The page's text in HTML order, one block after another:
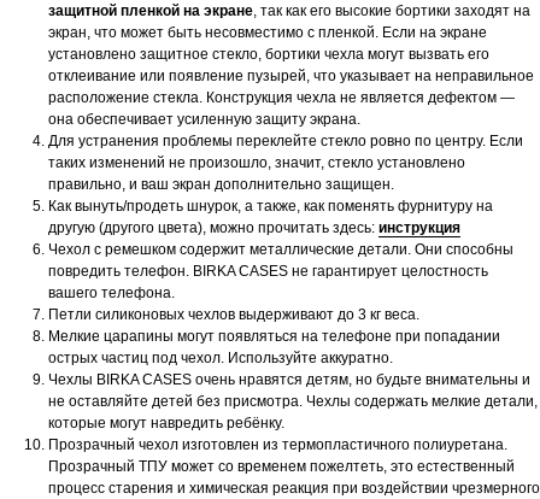
защитной пленкой на экране, так как его высокие бортики заходят на
экран, что может быть несовместимо с пленкой. Если на экране
установлено защитное стекло, бортики чехла могут вызвать его
отклеивание или появление пузырей, что указывает на неправильное
расположение стекла. Конструкция чехла не является дефектом —
она обеспечивает усиленную защиту экрана.
Для устранения проблемы переклейте стекло ровно по центру. Если
таких изменений не произошло, значит, стекло установлено
правильно, и ваш экран дополнительно защищен.
Как вынуть/продеть шнурок, а также, как поменять фурнитуру на
другую (другого цвета), можно прочитать здесь: инструкция
Чехол с ремешком содержит металлические детали. Они способны
повредить телефон. BIRKA CASES не гарантирует целостность
вашего телефона.
Петли силиконовых чехлов выдерживают до 3 кг веса.
Мелкие царапины могут появляться на телефоне при попадании
острых частиц под чехол. Используйте аккуратно.
Чехлы BIRKA CASES очень нравятся детям, но будьте внимательны и
не оставляйте детей без присмотра. Чехлы содержать мелкие детали,
которые могут навредить ребёнку.
Прозрачный чехол изготовлен из термопластичного полиуретана.
Прозрачный ТПУ может со временем пожелтеть, это естественный
процесс старения и химическая реакция при воздействии чрезмерного